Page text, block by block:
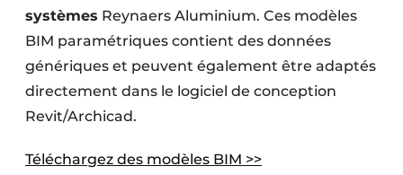
systèmes Reynaers Aluminium. Ces modèles
BIM paramétriques contient des données
génériques et peuvent également être adaptés
directement dans le logiciel de conception
Revit/Archicad.
Téléchargez des modèles BIM >>